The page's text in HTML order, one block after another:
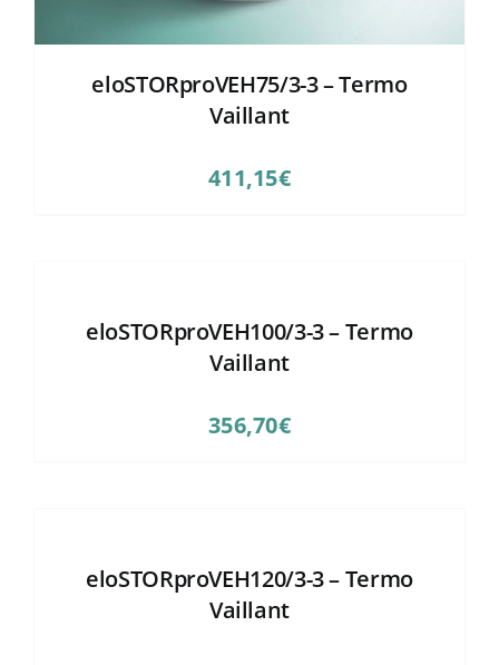
eloSTORproVEH75/3-3 – Termo
Vaillant
411,15€
eloSTORproVEH100/3-3 – Termo
Vaillant
356,70€
eloSTORproVEH120/3-3 – Termo
Vaillant